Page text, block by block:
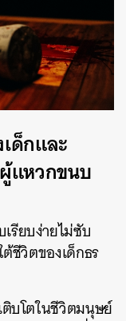
ด็กและ
แหวกขนบ
เรียบง่ายไม่ซับ
ชีวิตของเด็กธร
ติบโตในชีวิตมนุษย์